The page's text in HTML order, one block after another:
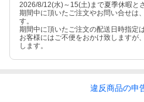
2026/8/12(水)～15(土)まで夏季休暇と
期間中に頂いたご注文やお問い合せは
す。
期間中に頂いたご注文の配送日時指定
お客様にはご不便をおかけ致しますが
します。
違反商品の申